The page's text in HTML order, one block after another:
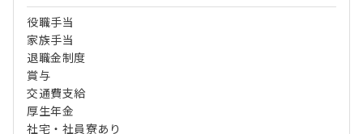
役職手当
家族手当
退職金制度
賞与
交通費支給
厚生年金
社宅・社員寮あり